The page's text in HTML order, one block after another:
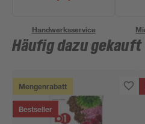
Handwerksservice
Häufig dazu gekauft
Mengenrabatt
Bestseller